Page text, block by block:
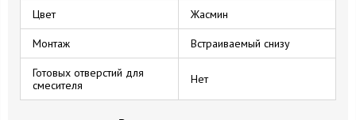
Цвет Жасмин
Монтаж Встраиваемый снизу
Готовых отверстий для
смесителя
Нет